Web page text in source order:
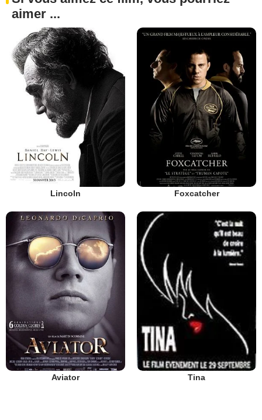
aimer ...
Lincoln Foxcatcher
Aviator Tina